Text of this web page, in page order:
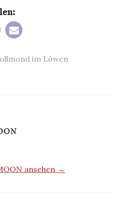
im Löwen
ansehen →